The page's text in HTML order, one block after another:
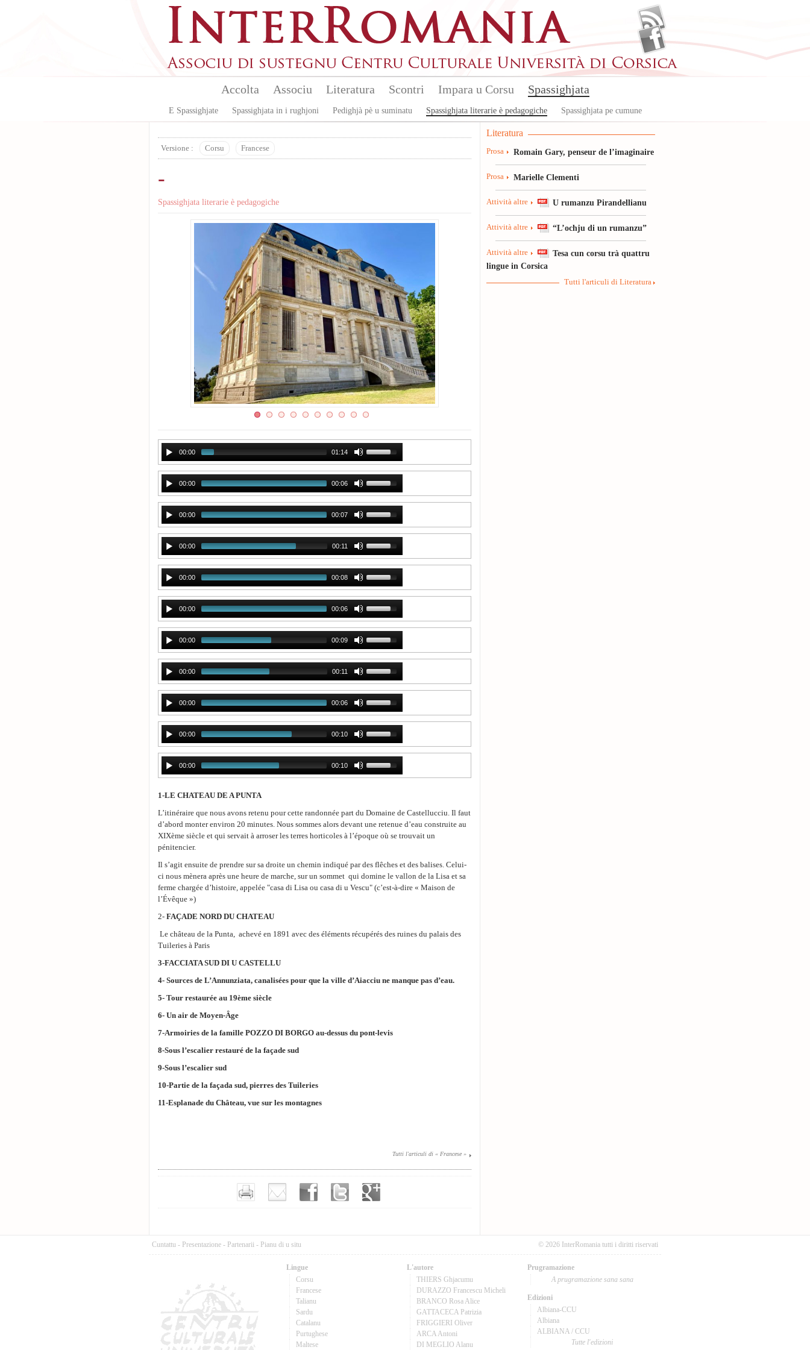
Accolta Associu Literatura Scontri Impara u Corsu Spassighjata
E Spassighjate Spassighjata in i rughjoni Pedighjà pè u suminatu Spassighjata literarie è pedagogiche Spassighjata pe cumune
Versione : Corsu Francese
-
Spassighjata literarie è pedagogiche
00:00 01:14
00:00 00:06
00:00 00:07
00:00 00:11
00:00 00:08
00:00 00:06
00:00 00:09
00:00 00:11
00:00 00:06
00:00 00:10
00:00 00:10
1-LE CHATEAU DE A PUNTA
L’itinéraire que nous avons retenu pour cette randonnée part du Domaine de Castellucciu. Il faut
d’abord monter environ 20 minutes. Nous sommes alors devant une retenue d’eau construite au
XIXème siècle et qui servait à arroser les terres horticoles à l’époque où se trouvait un
pénitencier.
Il s’agit ensuite de prendre sur sa droite un chemin indiqué par des flêches et des balises. Celui-
ci nous mènera après une heure de marche, sur un sommet qui domine le vallon de la Lisa et sa
ferme chargée d’histoire, appelée "casa di Lisa ou casa di u Vescu" (c’est-à-dire « Maison de
l’Évêque »)
2- FAÇADE NORD DU CHATEAU
Le château de la Punta, achevé en 1891 avec des éléments récupérés des ruines du palais des
Tuileries à Paris
3-FACCIATA SUD DI U CASTELLU
​4- Sources de L’Annunziata, canalisées pour que la ville d’Aiacciu ne manque pas d’eau.
5- Tour restaurée au 19ème siècle
6- Un air de Moyen-Ȃge
7-Armoiries de la famille POZZO DI BORGO au-dessus du pont-levis
8-Sous l’escalier restauré de la façade sud
9-Sous l’escalier sud
10-Partie de la façada sud, pierres des Tuileries
11-Esplanade du Château, vue sur les montagnes
Tutti l'articuli di « Francese »
Literatura
Prosa Romain Gary, penseur de l’imaginaire
Prosa Marielle Clementi
Attività altre U rumanzu Pirandellianu
Attività altre “L’ochju di un rumanzu”
Attività altre
Tesa cun corsu trà quattru
lingue in Corsica
Tutti l'articuli di Literatura
Cuntattu - Presentazione - Partenarii - Pianu di u situ © 2026 InterRomania tutti i diritti riservati
Lingue
Corsu
Francese
Talianu
Sardu
Catalanu
Purtughese
Maltese
L'autore
THIERS Ghjacumu
DURAZZO Francescu Micheli
BRANCO Rosa Alice
GATTACECA Patrizia
FRIGGIERI Oliver
ARCA Antoni
DI MEGLIO Alanu
Prugramazione
A prugramazione sana sana
Edizioni
Albiana-CCU
Albiana
ALBIANA / CCU
Tutte l'edizioni